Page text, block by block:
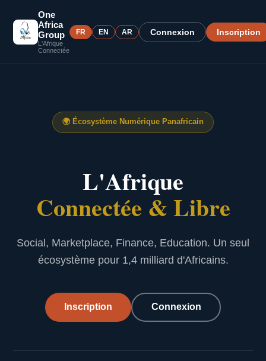
One
Africa
Group
L'Afrique
Connectée
FR EN AR Connexion Inscription
🌍 Écosystème Numérique Panafricain
L'Afrique
Connectée & Libre
Social, Marketplace, Finance, Education. Un seul
écosystème pour 1,4 milliard d'Africains.
Inscription Connexion